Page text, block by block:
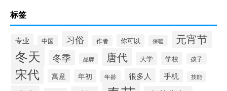
标签
专业 中国 习俗 作者 你可以 保暖 元宵节
冬天 冬季 品牌 唐代 大学 学校 孩子
宋代 寓意 年初 年龄 很多人 手机 技能